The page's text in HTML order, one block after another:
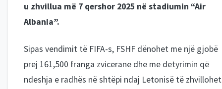
u zhvillua më 7 qershor 2025 në stadiumin “Air
Albania”.
Sipas vendimit të FIFA-s, FSHF dënohet me një gjobë
prej 161,500 franga zvicerane dhe me detyrimin që
ndeshja e radhës në shtëpi ndaj Letonisë të zhvillohet